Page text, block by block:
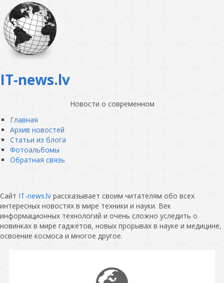
IT-news.lv
Новости о современном
Главная
Архив новостей
Статьи из блога
Фотоальбомы
Обратная связь
Сайт IT-news.lv рассказывает своим читателям обо всех
интересных новостях в мире техники и науки. Век
информационных технологий и очень сложно уследить о
новинках в мире гаджетов, новых прорывах в науке и медицине,
освоение космоса и многое другое.